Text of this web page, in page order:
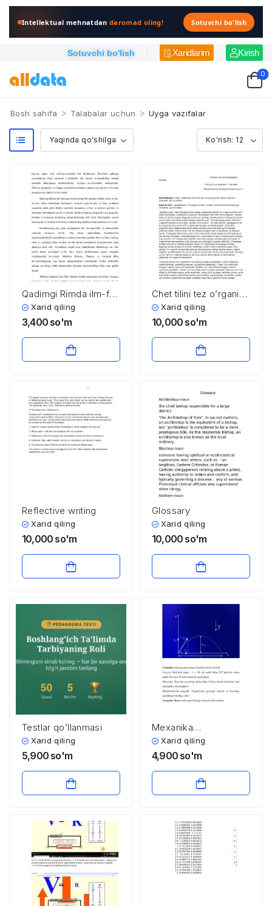
Intellektual mehnatdandaromad oling! Sotuvchi bo'lish
Sotuvchi bo'lish Xaridlarim Kirish
0
Bosh sahifa > Talabalar uchun > Uyga vazifalar
Qadimgi Rimda ilm-fan
va texnik bilimlarning
taraqqiyoti jahon
muhim o‘rin tutadi.
Xarid qiling
3,400 so'm
Chet tilini tez o’rganish
bo’yicha maqola
Xarid qiling
10,000 so'm
Reflective writing
Xarid qiling
10,000 so'm
Glossary
Xarid qiling
10,000 so'm
Testlar qo’llanmasi
Xarid qiling
5,900 so'm
Mexanika
qonuniyatlarini
modellashtirish
Xarid qiling
4,900 so'm